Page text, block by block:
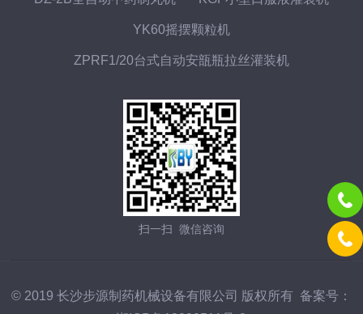
YK60摇摆颗粒机
ZPRF1/20台式自动安瓿瓶拉丝灌装机
扫一扫 微信咨询
© 2019 长沙步源制药机械设备有限公司 版权所有 备案号：